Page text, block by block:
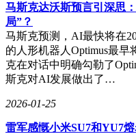
马斯克达沃斯预言引深思
局”？
马斯克预测，AI最快将在
的人形机器人Optimus最
克在对话中明确勾勒了
斯克对AI发展做出了…
2026-01-25
雷军感慨小米SU7和YU7